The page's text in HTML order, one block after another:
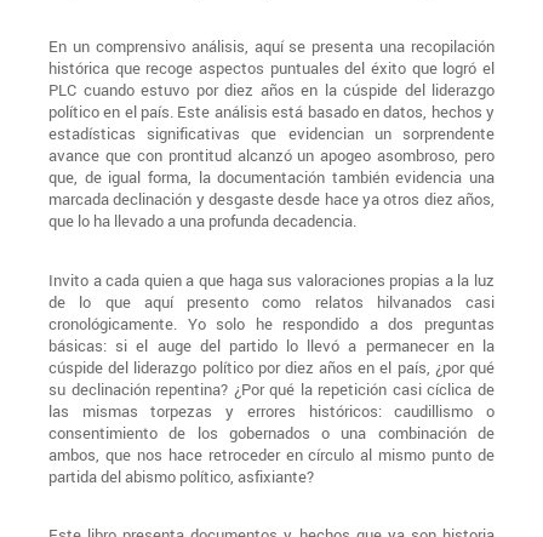
En un comprensivo análisis, aquí se presenta una recopilación
histórica que recoge aspectos puntuales del éxito que logró el
PLC cuando estuvo por diez años en la cúspide del liderazgo
político en el país. Este análisis está basado en datos, hechos y
estadísticas significativas que evidencian un sorprendente
avance que con prontitud alcanzó un apogeo asombroso, pero
que, de igual forma, la documentación también evidencia una
marcada declinación y desgaste desde hace ya otros diez años,
que lo ha llevado a una profunda decadencia.
Invito a cada quien a que haga sus valoraciones propias a la luz
de lo que aquí presento como relatos hilvanados casi
cronológicamente. Yo solo he respondido a dos preguntas
básicas: si el auge del partido lo llevó a permanecer en la
cúspide del liderazgo político por diez años en el país, ¿por qué
su declinación repentina? ¿Por qué la repetición casi cíclica de
las mismas torpezas y errores históricos: caudillismo o
consentimiento de los gobernados o una combinación de
ambos, que nos hace retroceder en círculo al mismo punto de
partida del abismo político, asfixiante?